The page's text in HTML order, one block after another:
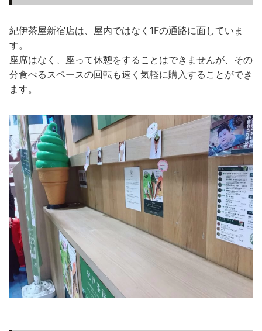
紀伊茶屋新宿店は、屋内ではなく1Fの通路に面していま
す。
座席はなく、座って休憩をすることはできませんが、その
分食べるスペースの回転も速く気軽に購入することができ
ます。